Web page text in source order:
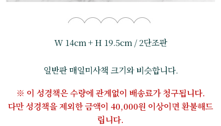
W 14cm + H 19.5cm / 2단조판
일반판 매일미사책 크기와 비슷합니다.
※ 이 성경책은 수량에 관계없이 배송료가 청구됩니다.
다만 성경책을 제외한 금액이 40,000원 이상이면 환불해드
립니다.